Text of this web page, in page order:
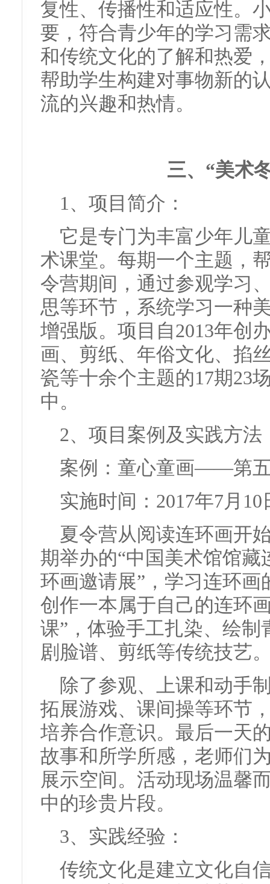
复性、传播性和适应性。
要，符合青少年的学习需
和传统文化的了解和热爱
帮助学生构建对事物新的
流的兴趣和热情。
三、“美术
1、项目简介：
它是专门为丰富少年儿
术课堂。每期一个主题，
令营期间，通过参观学习
思等环节，系统学习一种
增强版。项目自2013年创
画、剪纸、年俗文化、掐
瓷等十余个主题的17期23
中。
2、项目案例及实践方法
案例：童心童画——第
实施时间：2017年7月10
夏令营从阅读连环画开
期举办的“中国美术馆馆藏
环画邀请展”，学习连环
创作一本属于自己的连环
课”，体验手工扎染、绘
剧脸谱、剪纸等传统技艺
除了参观、上课和动手
拓展游戏、课间操等环节
培养合作意识。最后一天
故事和所学所感，老师们
展示空间。活动现场温馨
中的珍贵片段。
3、实践经验：
传统文化是建立文化自